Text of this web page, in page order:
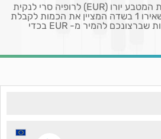
בעמוד זה תוכלו להמיר את המטבע יורו (EUR) לרופיה סרי לנקית
(LKR) בלחיצת כפתור. השאירו 1 בשדה המציין את הכמות לקבלת
שער או הזינו כמות מטבעות שברצונכם להמיר מ- EUR בכדי